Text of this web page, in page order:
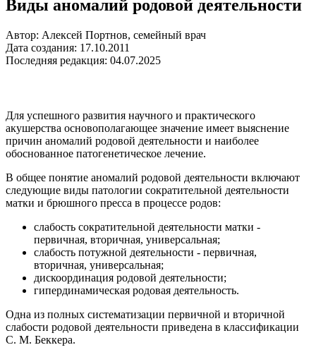
Виды аномалий родовой деятельности
Автор: Алексей Портнов, семейный врач
Дата создания: 17.10.2011
Последняя редакция: 04.07.2025
Для успешного развития научного и практического
акушерства основополагающее значение имеет выяснение
причин аномалий родовой деятельности и наиболее
обоснованное патогенетическое лечение.
В общее понятие аномалий родовой деятельности включают
следующие виды патологии сократительной деятельности
матки и брюшного пресса в процессе родов:
слабость сократительной деятельности матки -
первичная, вторичная, универсальная;
слабость потужной деятельности - первичная,
вторичная, универсальная;
дискоординация родовой деятельности;
гипердинамическая родовая деятельность.
Одна из полных систематизации первичной и вторичной
слабости родовой деятельности приведена в классификации
С. М. Беккера.